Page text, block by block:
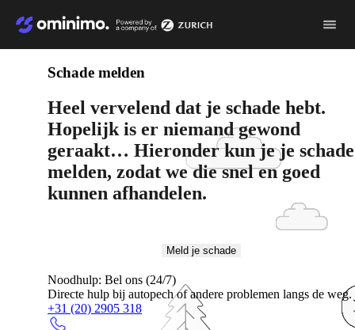
Schade melden
Heel vervelend dat je schade hebt.
Hopelijk is er niemand gewond
geraakt… Hieronder kun je je schade
melden, zodat we die snel en goed
kunnen afhandelen.
Meld je schade
Noodhulp: Bel ons (24/7)
Directe hulp bij autopech of andere problemen langs de weg.
+31 (20) 2905 318
Afbeelding
file